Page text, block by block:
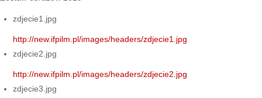
zdjecie1.jpg
http://new.ifpilm.pl/images/headers/zdjecie1.jpg
zdjecie2.jpg
http://new.ifpilm.pl/images/headers/zdjecie2.jpg
zdjecie3.jpg